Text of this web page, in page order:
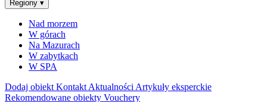
Regiony ▾
Nad morzem
W górach
Na Mazurach
W zabytkach
W SPA
Dodaj obiekt Kontakt Aktualności Artykuły eksperckie
Rekomendowane obiekty Vouchery